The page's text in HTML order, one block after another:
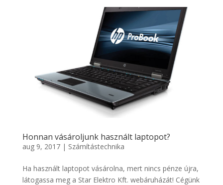
Honnan vásároljunk használt laptopot?
aug 9, 2017| Számítástechnika
Ha használt laptopot vásárolna, mert nincs pénze újra,
látogassa meg a Star Elektro Kft. webáruházát! Cégünk